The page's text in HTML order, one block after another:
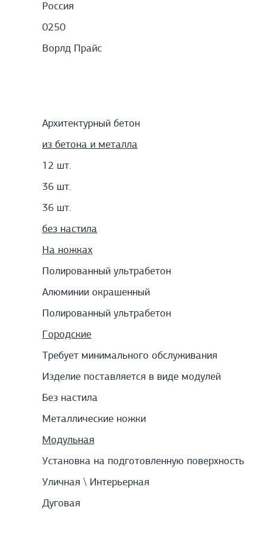
Россия
0250
Ворлд Прайс
Архитектурный бетон
из бетона и металла
12 шт.
36 шт.
36 шт.
без настила
На ножках
Полированный ультрабетон
Алюминии окрашенный
Полированный ультрабетон
Городские
Требует минимального обслуживания
Изделие поставляется в виде модулей
Без настила
Металлические ножки
Модульная
Установка на подготовленную поверхность
Уличная \ Интерьерная
Дуговая